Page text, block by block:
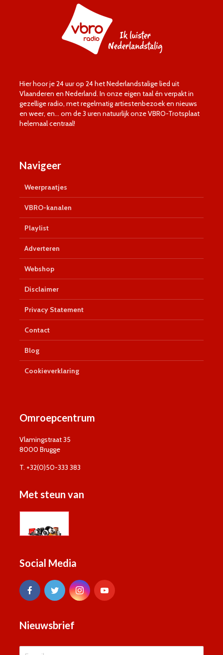
Hier hoor je 24 uur op 24 het Nederlandstalige lied uit
Vlaanderen en Nederland. In onze eigen taal én verpakt in
gezellige radio, met regelmatig artiestenbezoek en nieuws
en weer, en… om de 3 uren natuurlijk onze VBRO-Trotsplaat
helemaal centraal!
Navigeer
Weerpraatjes
VBRO-kanalen
Playlist
Adverteren
Webshop
Disclaimer
Privacy Statement
Contact
Blog
Cookieverklaring
Omroepcentrum
Vlamingstraat 35
8000 Brugge
T. +32(0)50-333 383
Met steun van
Social Media
Nieuwsbrief